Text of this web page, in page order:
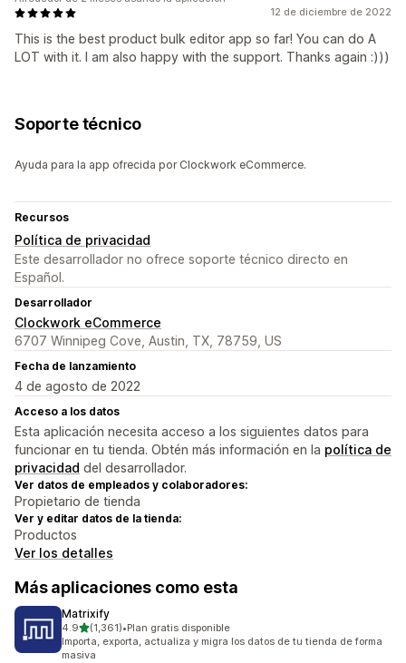
12 de diciembre de 2022
This is the best product bulk editor app so far! You can do A
LOT with it. I am also happy with the support. Thanks again :)))
Soporte técnico
Ayuda para la app ofrecida por Clockwork eCommerce.
Recursos
Política de privacidad
Este desarrollador no ofrece soporte técnico directo en
Español.
Desarrollador
Clockwork eCommerce
6707 Winnipeg Cove, Austin, TX, 78759, US
Fecha de lanzamiento
4 de agosto de 2022
Acceso a los datos
Esta aplicación necesita acceso a los siguientes datos para
funcionar en tu tienda. Obtén más información en la política de
privacidad del desarrollador.
Ver datos de empleados y colaboradores:
Propietario de tienda
Ver y editar datos de la tienda:
Productos
Ver los detalles
Más aplicaciones como esta
Matrixify
4.9de 5 estrellas
(1,361)
1361 reseñas en total
•Plan gratis disponible
Importa, exporta, actualiza y migra los datos de tu tienda de forma
masiva